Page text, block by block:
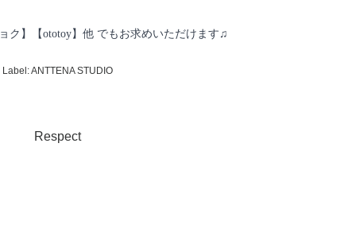
ク】【ototoy】他 でもお求めいただけます♫
Label: ANTTENA STUDIO
Respect